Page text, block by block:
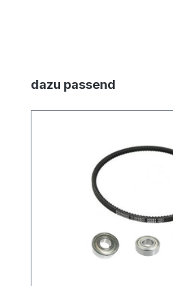
Produktgalerie überspringen
dazu passend